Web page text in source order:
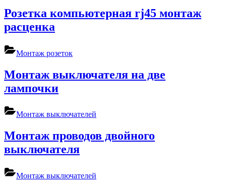
Розетка компьютерная rj45 монтаж
расценка
Монтаж розеток
Монтаж выключателя на две
лампочки
Монтаж выключателей
Монтаж проводов двойного
выключателя
Монтаж выключателей